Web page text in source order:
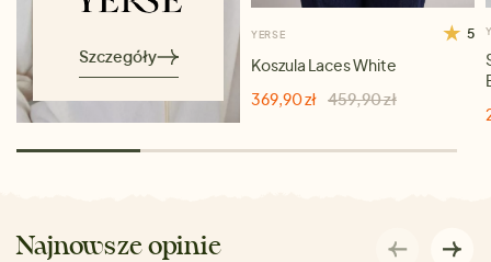
Szczegóły
YERSE 5
Koszula Laces White
369,90 zł 459,90 zł
Najnowsze opinie